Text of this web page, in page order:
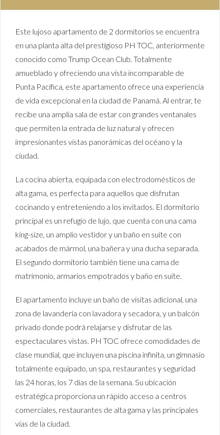
Este lujoso apartamento de 2 dormitorios se encuentra
en una planta alta del prestigioso PH TOC, anteriormente
conocido como Trump Ocean Club. Totalmente
amueblado y ofreciendo una vista incomparable de
Punta Pacífica, este apartamento ofrece una experiencia
de vida excepcional en la ciudad de Panamá. Al entrar, te
recibe una amplia sala de estar con grandes ventanales
que permiten la entrada de luz natural y ofrecen
impresionantes vistas panorámicas del océano y la
ciudad.
La cocina abierta, equipada con electrodomésticos de
alta gama, es perfecta para aquellos que disfrutan
cocinando y entreteniendo a los invitados. El dormitorio
principal es un refugio de lujo, que cuenta con una cama
king-size, un amplio vestidor y un baño en suite con
acabados de mármol, una bañera y una ducha separada.
El segundo dormitorio también tiene una cama de
matrimonio, armarios empotrados y baño en suite.
El apartamento incluye un baño de visitas adicional, una
zona de lavandería con lavadora y secadora, y un balcón
privado donde podrá relajarse y disfrutar de las
espectaculares vistas. PH TOC ofrece comodidades de
clase mundial, que incluyen una piscina infinita, un gimnasio
totalmente equipado, un spa, restaurantes y seguridad
las 24 horas, los 7 días de la semana. Su ubicación
estratégica proporciona un rápido acceso a centros
comerciales, restaurantes de alta gama y las principales
vías de la ciudad.